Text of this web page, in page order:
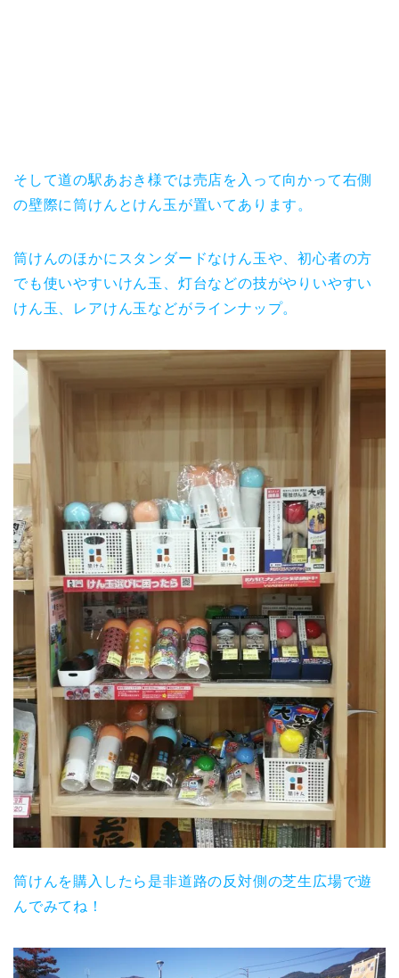
そして道の駅あおき様では売店を入って向かって右側
の壁際に筒けんとけん玉が置いてあります。
筒けんのほかにスタンダードなけん玉や、初心者の方
でも使いやすいけん玉、灯台などの技がやりいやすい
けん玉、レアけん玉などがラインナップ。
筒けんを購入したら是非道路の反対側の芝生広場で遊
んでみてね！